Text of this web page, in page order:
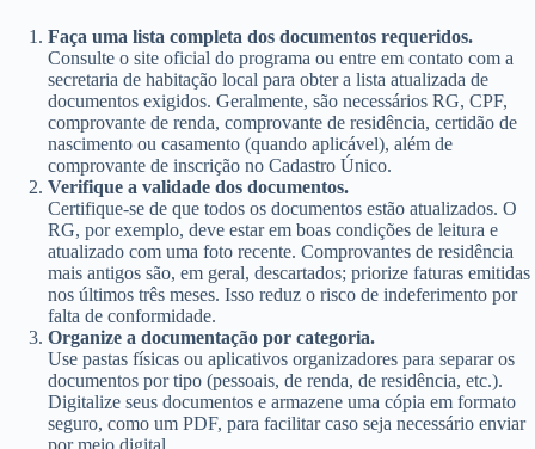
Faça uma lista completa dos documentos requeridos.
Consulte o site oficial do programa ou entre em contato com a
secretaria de habitação local para obter a lista atualizada de
documentos exigidos. Geralmente, são necessários RG, CPF,
comprovante de renda, comprovante de residência, certidão de
nascimento ou casamento (quando aplicável), além de
comprovante de inscrição no Cadastro Único.
Verifique a validade dos documentos.
Certifique-se de que todos os documentos estão atualizados. O
RG, por exemplo, deve estar em boas condições de leitura e
atualizado com uma foto recente. Comprovantes de residência
mais antigos são, em geral, descartados; priorize faturas emitidas
nos últimos três meses. Isso reduz o risco de indeferimento por
falta de conformidade.
Organize a documentação por categoria.
Use pastas físicas ou aplicativos organizadores para separar os
documentos por tipo (pessoais, de renda, de residência, etc.).
Digitalize seus documentos e armazene uma cópia em formato
seguro, como um PDF, para facilitar caso seja necessário enviar
por meio digital.